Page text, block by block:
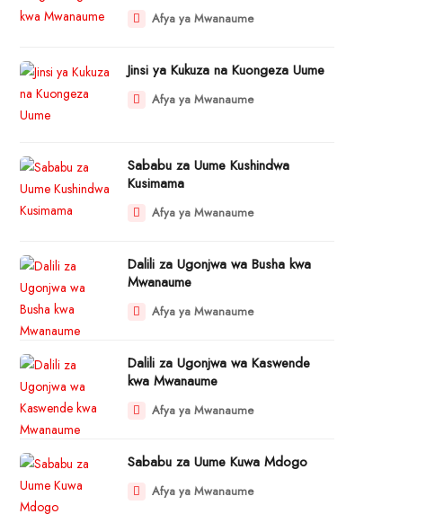
Afya ya Mwanaume
Jinsi ya Kukuza na Kuongeza Uume
Afya ya Mwanaume
Sababu za Uume Kushindwa
Kusimama
Afya ya Mwanaume
Dalili za Ugonjwa wa Busha kwa
Mwanaume
Afya ya Mwanaume
Dalili za Ugonjwa wa Kaswende
kwa Mwanaume
Afya ya Mwanaume
Sababu za Uume Kuwa Mdogo
Afya ya Mwanaume